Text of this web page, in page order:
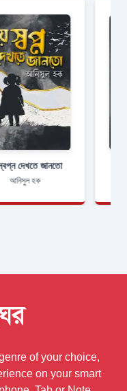
দেখতে জানতো
আনিসুল হক
of your choice,
on your smart